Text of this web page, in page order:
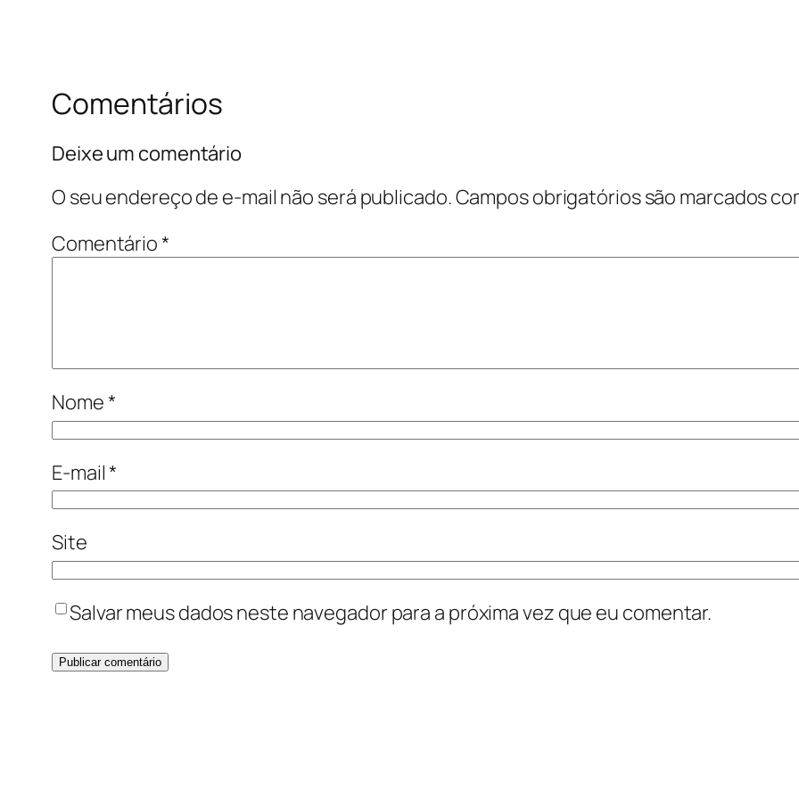
Comentários
Deixe um comentário
O seu endereço de e-mail não será publicado.Campos obrigatórios são marcados
Comentário*
Nome*
E-mail*
Site
Salvar meus dados neste navegador para a próxima vez que eu comentar.